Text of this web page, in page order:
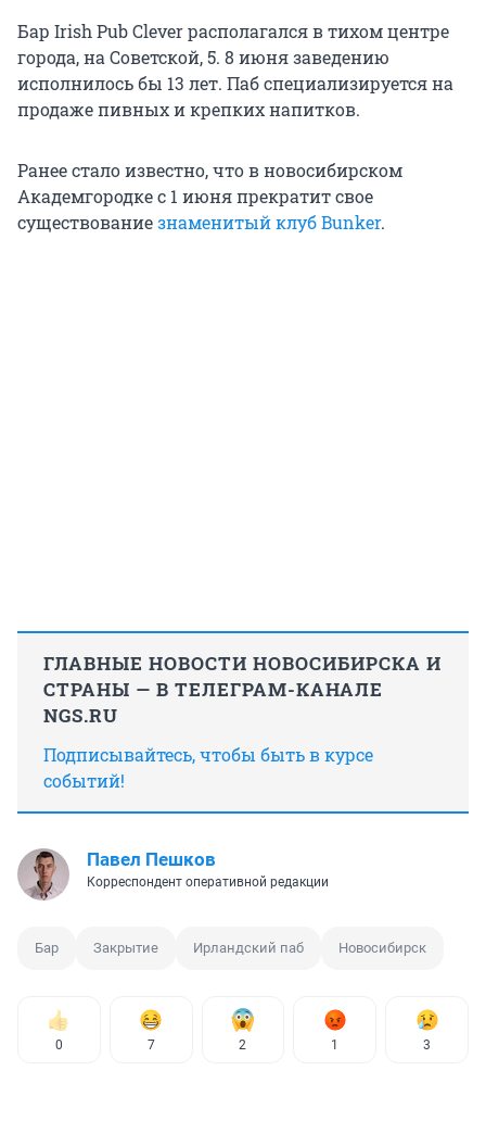
Бар Irish Pub Clever располагался в тихом центре
города, на Советской, 5. 8 июня заведению
исполнилось бы 13 лет. Паб специализируется на
продаже пивных и крепких напитков.
Ранее стало известно, что в новосибирском
Академгородке с 1 июня прекратит свое
существованиезнаменитый клуб Bunker.
ГЛАВНЫЕ НОВОСТИ НОВОСИБИРСКА И
СТРАНЫ — В ТЕЛЕГРАМ-КАНАЛЕ
NGS.RU
Подписывайтесь, чтобы быть в курсе
событий!
Павел Пешков
Корреспондент оперативной редакции
Бар Закрытие Ирландский паб Новосибирск
0 7 2 1 3